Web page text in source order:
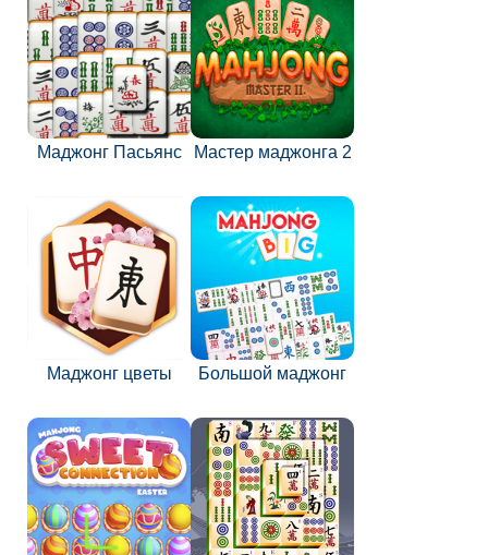
Маджонг Пасьянс Мастер маджонга 2
Маджонг цветы Большой маджонг